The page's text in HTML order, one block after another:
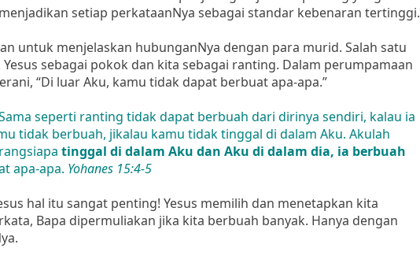
setiap perkataanNya sebagai standar kebenaran tertinggi.
untuk menjelaskan hubunganNya dengan para murid. Salah satu
sebagai pokok dan kita sebagai ranting. Dalam perumpamaan
“Di luar Aku, kamu tidak dapat berbuat apa-apa.”
seperti ranting tidak dapat berbuah dari dirinya sendiri, kalau ia
tidak berbuah, jikalau kamu tidak tinggal di dalam Aku. Akulah
tinggal di dalam Aku dan Aku di dalam dia, ia berbuah
apa-apa. Yohanes 15:4-5
hal itu sangat penting! Yesus memilih dan menetapkan kita
Bapa dipermuliakan jika kita berbuah banyak. Hanya dengan